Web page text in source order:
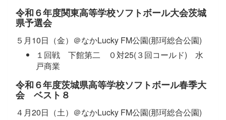
令和６年度関東高等学校ソフトボール大会茨城
県予選会
５月10日（金）＠なかLucky FM公園(那珂総合公園)
１回戦 下館第二 ０対25(３回コールド) 水
戸商業
令和６年度茨城県高等学校ソフトボール春季大
会 ベスト８
４月20日（土）＠なかLucky FM公園(那珂総合公園)